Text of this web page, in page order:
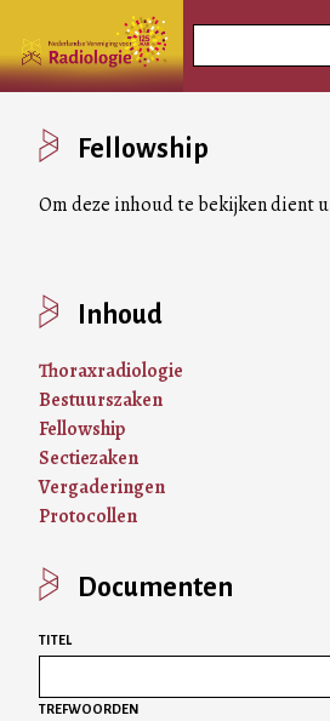
naar
inhoud
Phrase
Fellowship
Om deze inhoud te bekijken dient u
Inhoud
Thoraxradiologie
Bestuurszaken
Fellowship
Sectiezaken
Vergaderingen
Protocollen
Documenten
TITEL
TREFWOORDEN